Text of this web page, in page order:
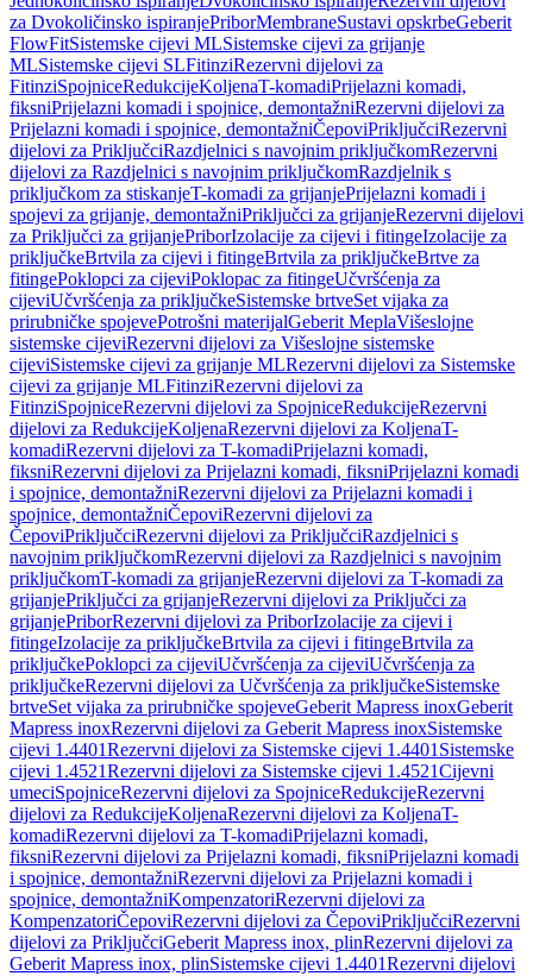
za Dvokoličinsko ispiranjePriborMembraneSustavi opskrbeGeberit
FlowFitSistemske cijevi MLSistemske cijevi za grijanje
MLSistemske cijevi SLFitinziRezervni dijelovi za
FitinziSpojniceRedukcijeKoljenaT-komadiPrijelazni komadi,
fiksniPrijelazni komadi i spojnice, demontažniRezervni dijelovi za
Prijelazni komadi i spojnice, demontažniČepoviPriključciRezervni
dijelovi za PriključciRazdjelnici s navojnim priključkomRezervni
dijelovi za Razdjelnici s navojnim priključkomRazdjelnik s
priključkom za stiskanjeT-komadi za grijanjePrijelazni komadi i
spojevi za grijanje, demontažniPriključci za grijanjeRezervni dijelovi
za Priključci za grijanjePriborIzolacije za cijevi i fitingeIzolacije za
priključkeBrtvila za cijevi i fitingeBrtvila za priključkeBrtve za
fitingePoklopci za cijeviPoklopac za fitingeUčvršćenja za
cijeviUčvršćenja za priključkeSistemske brtveSet vijaka za
prirubničke spojevePotrošni materijalGeberit MeplaVišeslojne
sistemske cijeviRezervni dijelovi za Višeslojne sistemske
cijeviSistemske cijevi za grijanje MLRezervni dijelovi za Sistemske
cijevi za grijanje MLFitinziRezervni dijelovi za
FitinziSpojniceRezervni dijelovi za SpojniceRedukcijeRezervni
dijelovi za RedukcijeKoljenaRezervni dijelovi za KoljenaT-
komadiRezervni dijelovi za T-komadiPrijelazni komadi,
fiksniRezervni dijelovi za Prijelazni komadi, fiksniPrijelazni komadi
i spojnice, demontažniRezervni dijelovi za Prijelazni komadi i
spojnice, demontažniČepoviRezervni dijelovi za
ČepoviPriključciRezervni dijelovi za PriključciRazdjelnici s
navojnim priključkomRezervni dijelovi za Razdjelnici s navojnim
priključkomT-komadi za grijanjeRezervni dijelovi za T-komadi za
grijanjePriključci za grijanjeRezervni dijelovi za Priključci za
grijanjePriborRezervni dijelovi za PriborIzolacije za cijevi i
fitingeIzolacije za priključkeBrtvila za cijevi i fitingeBrtvila za
priključkePoklopci za cijeviUčvršćenja za cijeviUčvršćenja za
priključkeRezervni dijelovi za Učvršćenja za priključkeSistemske
brtveSet vijaka za prirubničke spojeveGeberit Mapress inoxGeberit
Mapress inoxRezervni dijelovi za Geberit Mapress inoxSistemske
cijevi 1.4401Rezervni dijelovi za Sistemske cijevi 1.4401 Sistemske
cijevi 1.4521Rezervni dijelovi za Sistemske cijevi 1.4521Cijevni
umeciSpojniceRezervni dijelovi za SpojniceRedukcijeRezervni
dijelovi za RedukcijeKoljenaRezervni dijelovi za KoljenaT-
komadiRezervni dijelovi za T-komadiPrijelazni komadi,
fiksniRezervni dijelovi za Prijelazni komadi, fiksniPrijelazni komadi
i spojnice, demontažniRezervni dijelovi za Prijelazni komadi i
spojnice, demontažniKompenzatoriRezervni dijelovi za
KompenzatoriČepoviRezervni dijelovi za ČepoviPriključciRezervni
dijelovi za PriključciGeberit Mapress inox, plinRezervni dijelovi za
Geberit Mapress inox, plinSistemske cijevi 1.4401Rezervni dijelovi